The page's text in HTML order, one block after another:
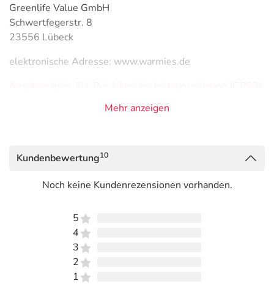
Greenlife Value GmbH
Schwertfegerstr. 8
23556 Lübeck
elektronische Adresse: www.warmies.de
Mehr anzeigen
Kundenbewertung10
Noch keine Kundenrezensionen vorhanden.
5
4
3
2
1